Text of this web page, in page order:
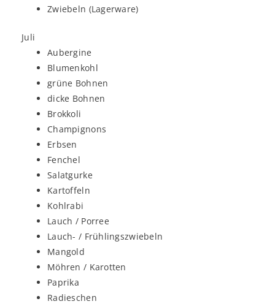
Zwiebeln (Lagerware)
Juli
Aubergine
Blumenkohl
grüne Bohnen
dicke Bohnen
Brokkoli
Champignons
Erbsen
Fenchel
Salatgurke
Kartoffeln
Kohlrabi
Lauch / Porree
Lauch- / Frühlingszwiebeln
Mangold
Möhren / Karotten
Paprika
Radieschen